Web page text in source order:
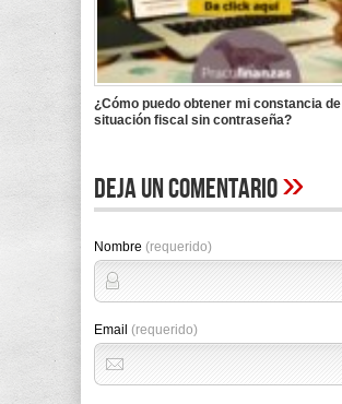
¿Cómo puedo obtener mi constancia de
situación fiscal sin contraseña?
Deja un comentario»
Nombre (requerido)
Email (requerido)